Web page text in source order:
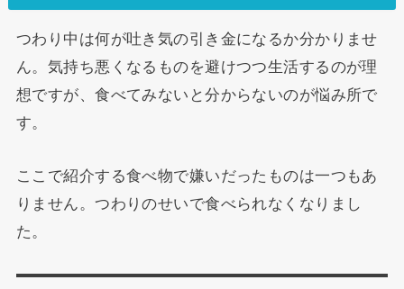
つわり中は何が吐き気の引き金になるか分かりませ
ん。気持ち悪くなるものを避けつつ生活するのが理
想ですが、食べてみないと分からないのが悩み所で
す。
ここで紹介する食べ物で嫌いだったものは一つもあ
りません。つわりのせいで食べられなくなりまし
た。